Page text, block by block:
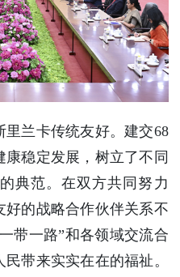
兰卡传统友好。建交68
稳定发展，树立了不同
典范。在双方共同努力
的战略合作伙伴关系不
带一路”和各领域交流合
带来实实在在的福祉。